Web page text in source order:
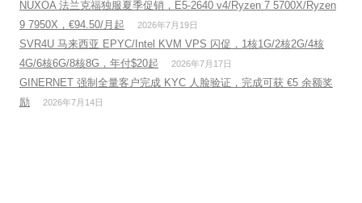
NUXOA 法兰克福独服夏季促销，E5-2640 v4/Ryzen 7 5700X/Ryzen
9 7950X，€94.50/月起
2026年7月19日
SVR4U 马来西亚 EPYC/Intel KVM VPS 闪促，1核1G/2核2G/4核
4G/6核6G/8核8G，年付$20起
2026年7月17日
GINERNET 强制全量客户完成 KYC 人脸验证，完成可获 €5 余额奖
励
2026年7月14日